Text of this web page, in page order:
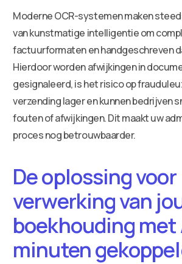
Moderne OCR-systemen maken
van kunstmatige intelligentie om
factuurformaten en handgeschreven
Hierdoor worden afwijkingen in
gesignaleerd, is het risico op
verzending lager en kunnen bedrijven
fouten of afwijkingen. Dit maakt uw
proces nog betrouwbaarder.
De oplossing voor
verwerking van
boekhouding met
minuten